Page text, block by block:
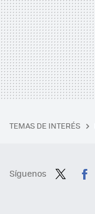
TEMAS DE INTERÉS
Síguenos